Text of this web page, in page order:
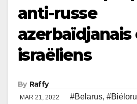
anti-russe
azerbaïdjanais
israëliens
By Raffy
MAR 21, 2022 #Belarus,